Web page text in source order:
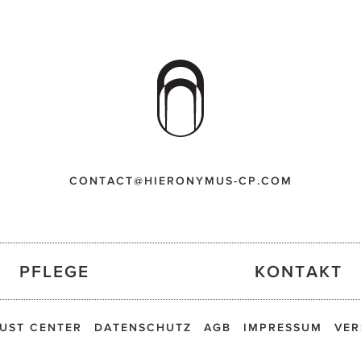
CONTACT@HIERONYMUS-CP.COM
PFLEGE KONTAKT
IMPRESSUM
AGB
DATENSCHUTZ
CENTER